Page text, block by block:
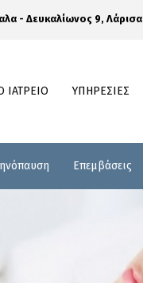
- Δευκαλίωνος 9, Λάρισα
ΙΑΤΡΕΙΟ ΥΠΗΡΕΣΙΕΣ
Επεμβάσεις